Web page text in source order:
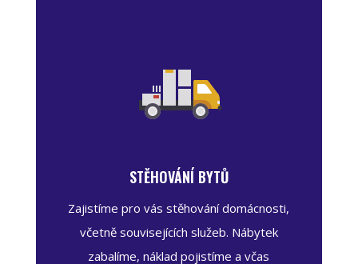
STĚHOVÁNÍ BYTŮ
Zajistíme pro vás stěhování domácnosti,
včetně souvisejících služeb. Nábytek
zabalíme, náklad pojistíme a včas